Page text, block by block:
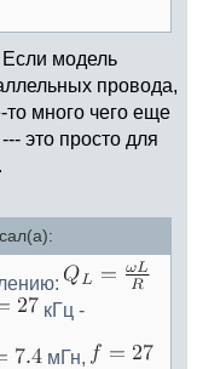
модель
провода,
много чего еще
это просто для
кГц -
мГн,